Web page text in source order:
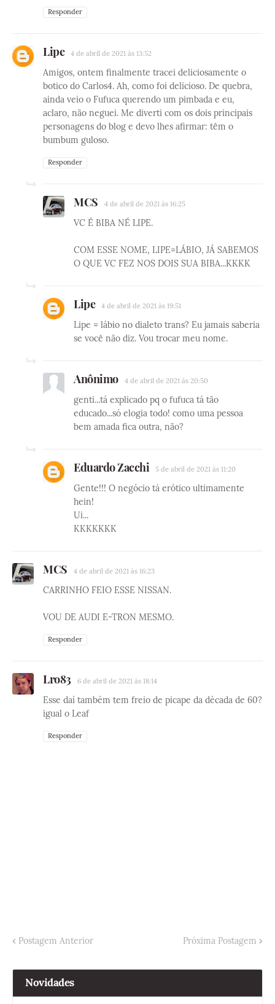
Responder
Lipe 4 de abril de 2021 às 13:52
Amigos, ontem finalmente tracei deliciosamente o
botico do Carlos4. Ah, como foi delicioso. De quebra,
ainda veio o Fufuca querendo um pimbada e eu,
aclaro, não neguei. Me diverti com os dois principais
personagens do blog e devo lhes afirmar: têm o
bumbum guloso.
Responder
MCS 4 de abril de 2021 às 16:25
VC É BIBA NÉ LIPE.
COM ESSE NOME, LIPE=LÁBIO, JÁ SABEMOS
O QUE VC FEZ NOS DOIS SUA BIBA...KKKK
Lipe 4 de abril de 2021 às 19:51
Lipe = lábio no dialeto trans? Eu jamais saberia
se você não diz. Vou trocar meu nome.
Anônimo 4 de abril de 2021 às 20:50
genti...tá explicado pq o fufuca tá tão
educado...só elogia todo! como uma pessoa
bem amada fica outra, não?
Eduardo Zacchi 5 de abril de 2021 às 11:20
Gente!!! O negócio tá erótico ultimamente
hein!
Ui...
KKKKKKK
MCS 4 de abril de 2021 às 16:23
CARRINHO FEIO ESSE NISSAN.
VOU DE AUDI E-TRON MESMO.
Responder
Lro83 6 de abril de 2021 às 18:14
Esse daí também tem freio de picape da década de 60?
igual o Leaf
Responder
Postagem Anterior Próxima Postagem
Novidades